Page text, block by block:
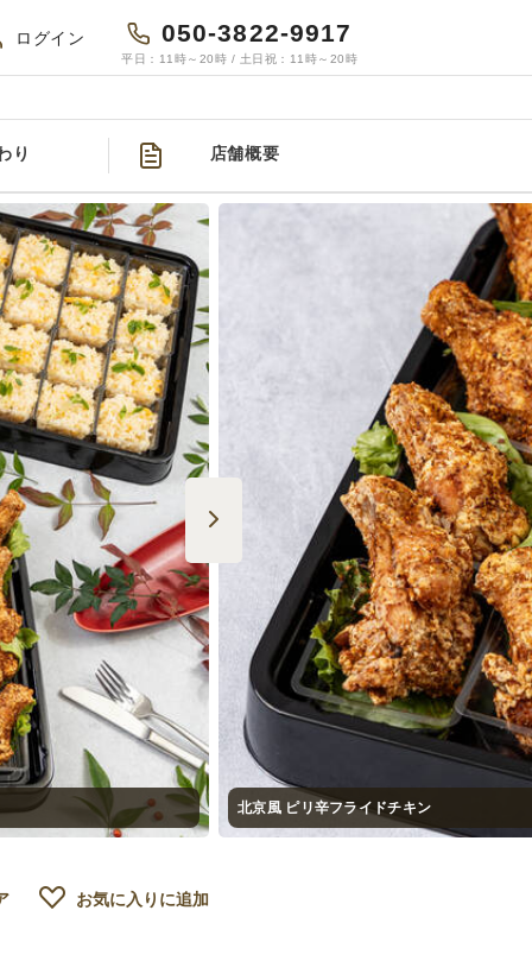
ログイン 050-3822-9917
平日：11時～20時 / 土日祝：11時～20時
り 店舗概要
北京風 ピリ辛フライドチキン
お気に入りに追加